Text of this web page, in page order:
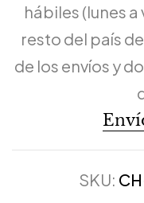
hábiles (lunes a
resto del país
de los envíos y
SKU: